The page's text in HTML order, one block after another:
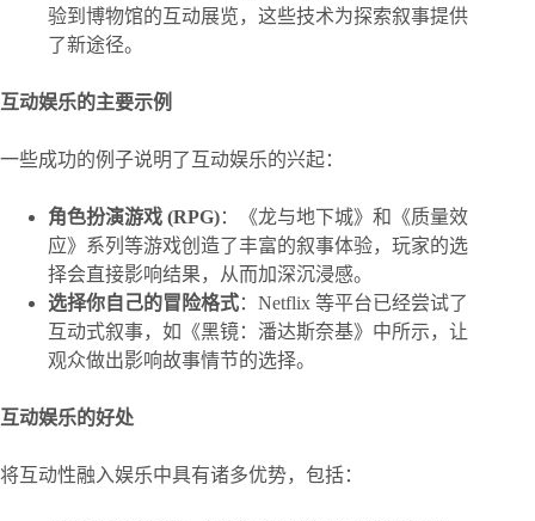
验到博物馆的互动展览，这些技术为探索叙事提供
了新途径。
互动娱乐的主要示例
一些成功的例子说明了互动娱乐的兴起：
角色扮演游戏 (RPG)：《龙与地下城》和《质量效
应》系列等游戏创造了丰富的叙事体验，玩家的选
择会直接影响结果，从而加深沉浸感。
选择你自己的冒险格式：Netflix 等平台已经尝试了
互动式叙事，如《黑镜：潘达斯奈基》中所示，让
观众做出影响故事情节的选择。
互动娱乐的好处
将互动性融入娱乐中具有诸多优势，包括：